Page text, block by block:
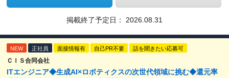
掲載終了予定日： 2026.08.31
NEW 正社員 面接情報有 自己PR不要 話を聞きたい応募可
ＣＩＳ合同会社
ITエンジニア◆生成AI×ロボティクスの次世代領域に挑む◆還元率